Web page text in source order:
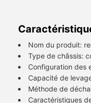
Nom du produit:
Type de châssis:
Configuration des
Capacité de
Méthode de
Caractéristiques